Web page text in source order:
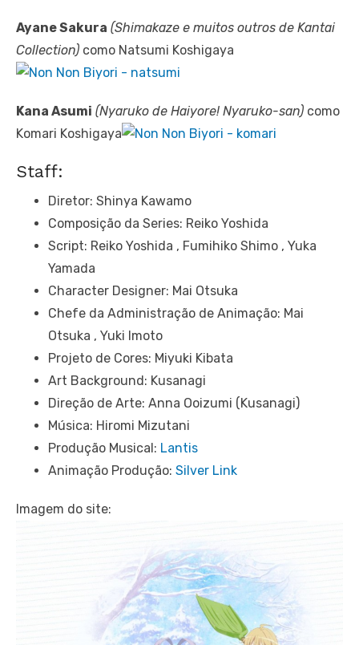
Ayane Sakura (Shimakaze e muitos outros de Kantai
Collection) como Natsumi Koshigaya
Kana Asumi (Nyaruko de Haiyore! Nyaruko-san) como
Komari Koshigaya
Staff:
Diretor: Shinya Kawamo
Composição da Series: Reiko Yoshida
Script: Reiko Yoshida , Fumihiko Shimo , Yuka
Yamada
Character Designer: Mai Otsuka
Chefe da Administração de Animação: Mai
Otsuka , Yuki Imoto
Projeto de Cores: Miyuki Kibata
Art Background: Kusanagi
Direção de Arte: Anna Ooizumi (Kusanagi)
Música: Hiromi Mizutani
Produção Musical: Lantis
Animação Produção: Silver Link
Imagem do site: